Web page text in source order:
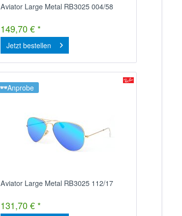
Aviator Large Metal RB3025 004/58
149,70 € *
Jetzt bestellen
Anprobe
Aviator Large Metal RB3025 112/17
131,70 € *